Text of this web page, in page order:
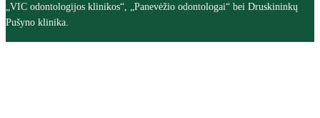
„VIC odontologijos klinikos“, „Panevėžio odontologai“ bei Druskininkų
Pušyno klinika.